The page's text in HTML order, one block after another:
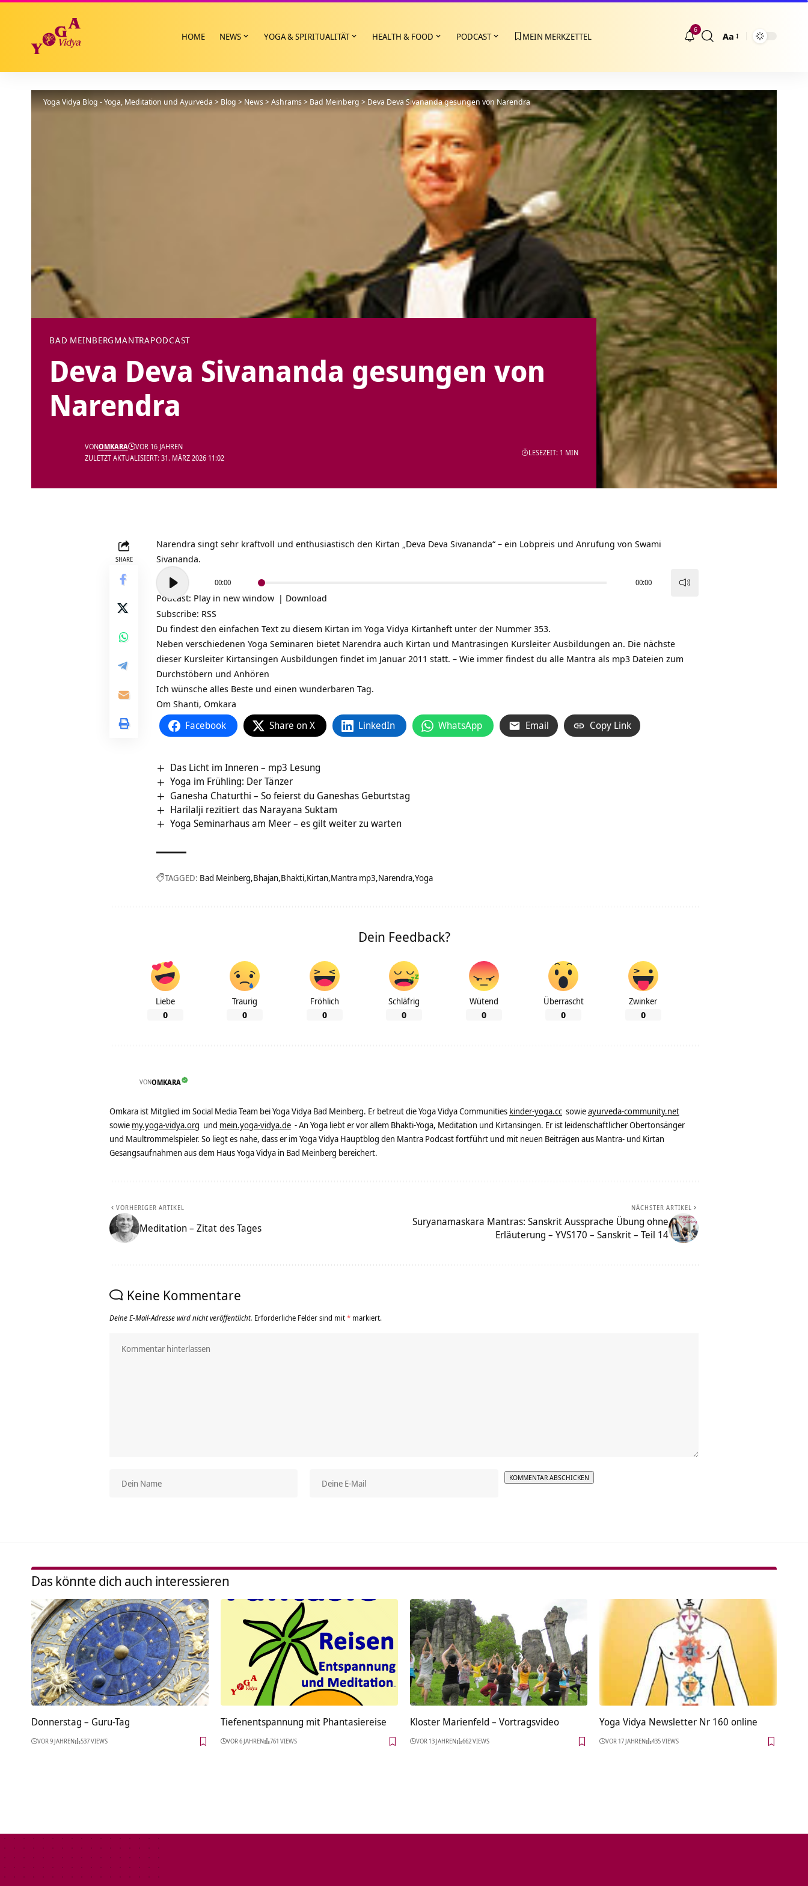
HOME NEWS YOGA & SPIRITUALITÄT HEALTH & FOOD PODCAST MEIN MERKZETTEL
6
Größenänderung
Aa
Yoga Vidya Blog - Yoga, Meditation und Ayurveda>Blog>News>Ashrams>Bad Meinberg>Deva Deva Sivananda gesungen von Narendra
BAD MEINBERGMANTRAPODCAST
Deva Deva Sivananda gesungen von
Narendra
ZULETZT AKTUALISIERT: 31. MÄRZ 2026 11:02
VONOMKARA VOR 16 JAHREN
LESEZEIT: 1 MIN
SHARE
Narendra singt sehr kraftvoll und enthusiastisch den Kirtan „Deva Deva Sivananda“ – ein Lobpreis und Anrufung von Swami
Sivananda.
Audio-
Player
00:00 00:00
Podcast: Play in new window | Download
Subscribe: RSS
Du findest den einfachen Text zu diesem Kirtan im Yoga Vidya Kirtanheft unter der Nummer 353.
Neben verschiedenen Yoga Seminaren bietet Narendra auch Kirtan und Mantrasingen Kursleiter Ausbildungen an. Die nächste
dieser Kursleiter Kirtansingen Ausbildungen findet im Januar 2011 statt. – Wie immer findest du alle Mantra als mp3 Dateien zum
Durchstöbern und Anhören
Ich wünsche alles Beste und einen wunderbaren Tag.
Om Shanti, Omkara
Facebook Share on X LinkedIn WhatsApp Email Copy Link
Das Licht im Inneren – mp3 Lesung
Yoga im Frühling: Der Tänzer
Ganesha Chaturthi – So feierst du Ganeshas Geburtstag
Harilalji rezitiert das Narayana Suktam
Yoga Seminarhaus am Meer – es gilt weiter zu warten
TAGGED: Bad Meinberg Bhajan Bhakti Kirtan Mantra mp3 Narendra Yoga
Dein Feedback?
Liebe
0
Traurig
0
Fröhlich
0
Schläfrig
0
Wütend
0
Überrascht
0
Zwinker
0
VONOMKARA
Omkara ist Mitglied im Social Media Team bei Yoga Vidya Bad Meinberg. Er betreut die Yoga Vidya Communities kinder-yoga.cc sowieayurveda-community.net
sowie my.yoga-vidya.org und mein.yoga-vidya.de - An Yoga liebt er vor allem Bhakti-Yoga, Meditation und Kirtansingen. Er ist leidenschaftlicher Obertonsänger
und Maultrommelspieler. So liegt es nahe, dass er im Yoga Vidya Hauptblog den Mantra Podcast fortführt und mit neuen Beiträgen aus Mantra- und Kirtan
Gesangsaufnahmen aus dem Haus Yoga Vidya in Bad Meinberg bereichert.
VORHERIGER ARTIKEL
Meditation – Zitat des Tages
NÄCHSTER ARTIKEL
Suryanamaskara Mantras: Sanskrit Aussprache Übung ohne
Erläuterung – YVS170 – Sanskrit – Teil 14
Keine Kommentare
Deine E-Mail-Adresse wird nicht veröffentlicht. Erforderliche Felder sind mit* markiert.
Das könnte dich auch interessieren
Donnerstag – Guru-Tag
VOR 9 JAHREN 537 VIEWS
Tiefenentspannung mit Phantasiereise
VOR 6 JAHREN 761 VIEWS
Kloster Marienfeld‏‎ – Vortragsvideo
VOR 13 JAHREN 662 VIEWS
Yoga Vidya Newsletter Nr 160 online
VOR 17 JAHREN 435 VIEWS